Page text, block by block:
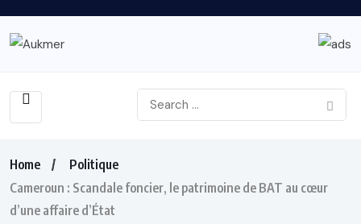
Home
Politique
Cameroun : Scandale foncier, le patrimoine de BAT au cœur
d’une affaire d’État